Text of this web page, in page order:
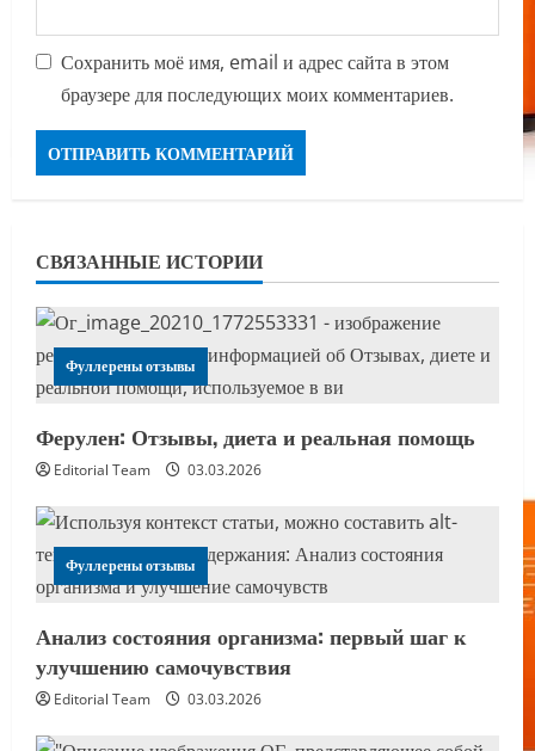
Сохранить моё имя, email и адрес сайта в этом
браузере для последующих моих комментариев.
СВЯЗАННЫЕ ИСТОРИИ
Фуллерены отзывы
Ферулен: Отзывы, диета и реальная помощь
Editorial Team 03.03.2026
Фуллерены отзывы
Анализ состояния организма: первый шаг к
улучшению самочувствия
Editorial Team 03.03.2026